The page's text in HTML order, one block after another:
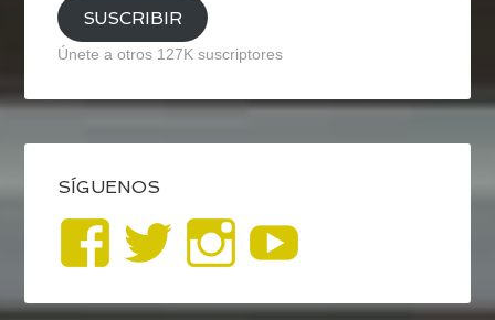
SUSCRIBIR
Únete a otros 127K suscriptores
SÍGUENOS
Ver
perfil
Ver
perfil
Ver
perfil